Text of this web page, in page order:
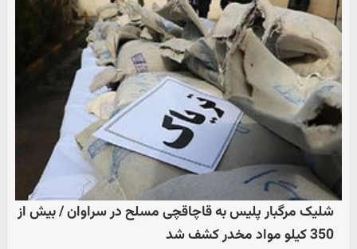
شلیک مرگبار پلیس به قاچاقچی مسلح در سراوان / بیش از
350 کیلو مواد مخدر کشف شد